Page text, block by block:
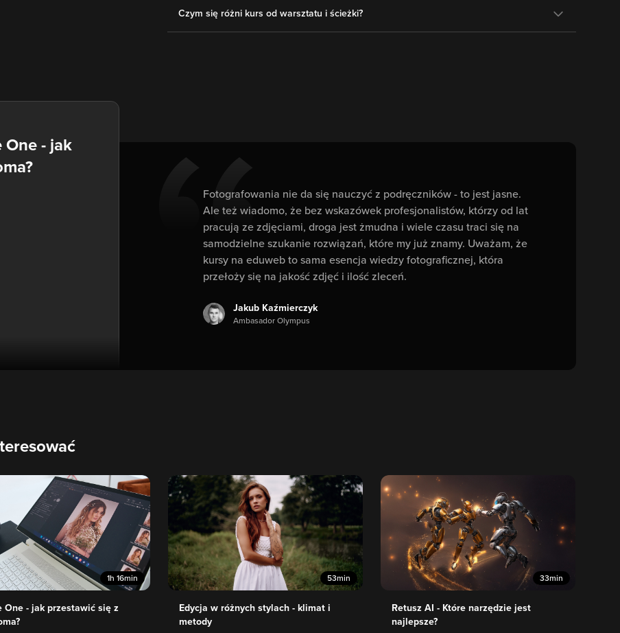
Czym się różni kurs od warsztatu i ścieżki?
Fotografowania nie da się nauczyć z podręczników - to jest jasne.
Ale też wiadomo, że bez wskazówek profesjonalistów, którzy od lat
pracują ze zdjęciami, droga jest żmudna i wiele czasu traci się na
samodzielne szukanie rozwiązań, które my już znamy. Uważam, że
kursy na eduweb to sama esencja wiedzy fotograficznej, która
przełoży się na jakość zdjęć i ilość zleceń.
Jakub Kaźmierczyk
Ambasador Olympus
One - jak
1h 16min
One - jak przestawić się z
53min
Edycja w różnych stylach - klimat i
metody
33min
Retusz AI - Które narzędzie jest
najlepsze?